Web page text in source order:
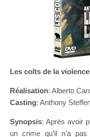
Les colts de la violence
Réalisation: Alberto
Casting: Anthony
Synopsis: Après avoir
un crime qu’il n’a